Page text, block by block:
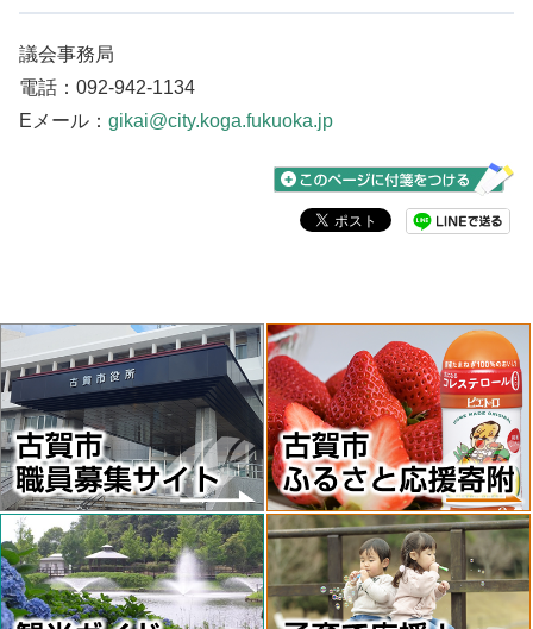
議会事務局
電話：092-942-1134
Eメール： gikai@city.koga.fukuoka.jp